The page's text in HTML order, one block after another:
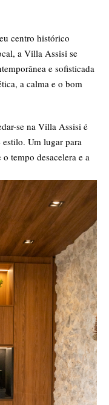
centro histórico
a Villa Assisi se
e sofisticada
a calma e o bom
se na Villa Assisi é
Um lugar para
tempo desacelera e a